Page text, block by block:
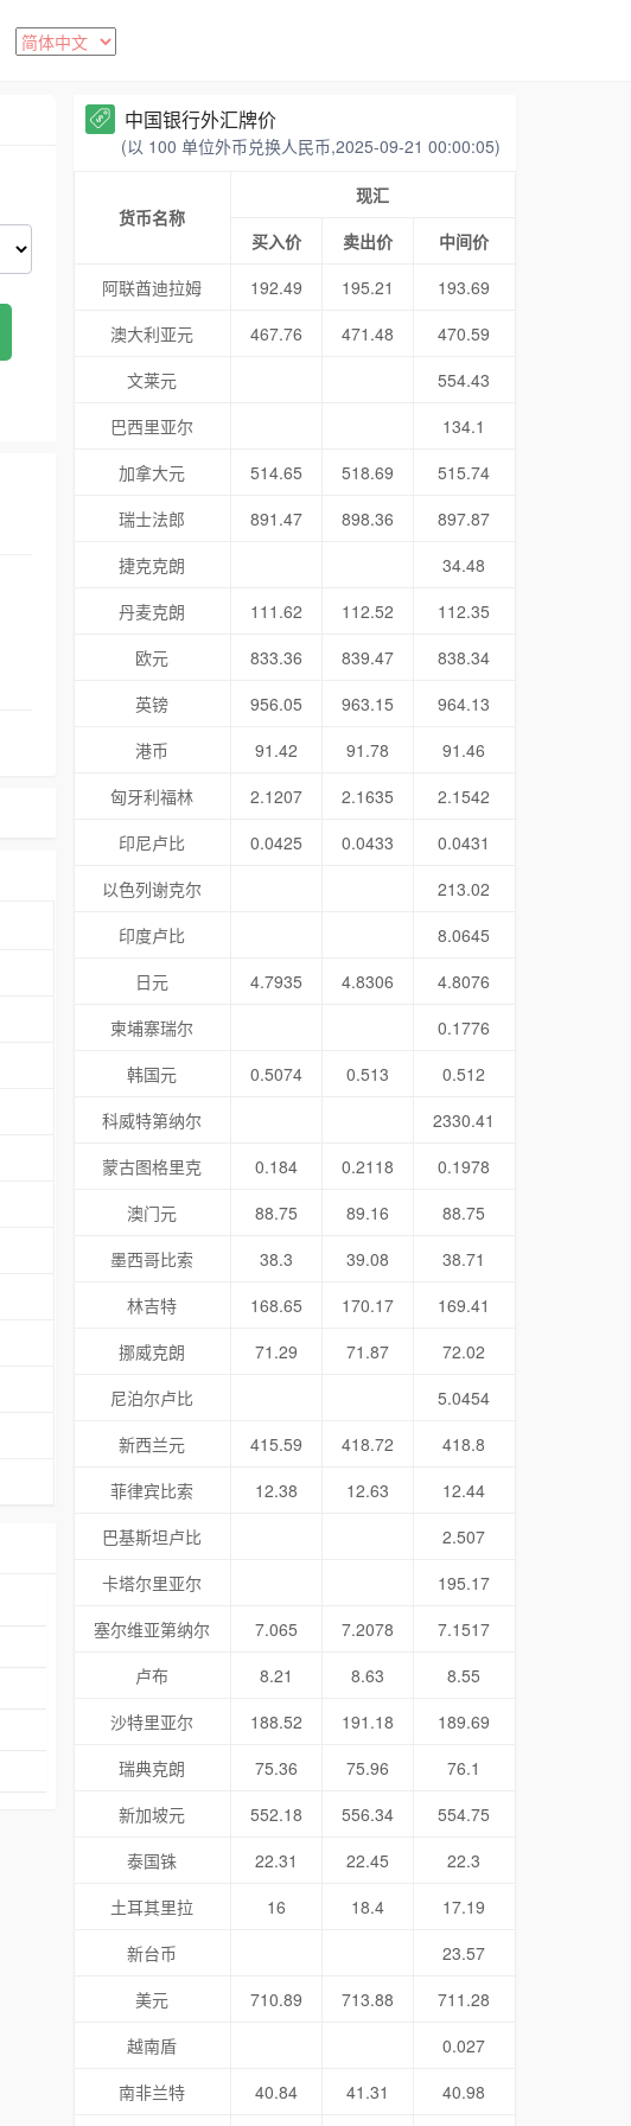
中国银行外汇牌价
(以 100 单位外币兑换人民币,2025-09-21 00:00:05)
货币名称
现汇
买入价
卖出价
中间价
阿联酋迪拉姆
192.49 195.21
193.69
澳大利亚元
467.76 471.48
470.59
文莱元
554.43
巴西里亚尔
134.1
加拿大元
514.65 518.69
515.74
瑞士法郎
891.47 898.36
897.87
捷克克朗
34.48
丹麦克朗
111.62 112.52
112.35
欧元
833.36 839.47
838.34
英镑
956.05 963.15
964.13
港币
91.42 91.78
91.46
匈牙利福林
2.1207 2.1635
2.1542
印尼卢比
0.0425 0.0433
0.0431
以色列谢克尔
213.02
印度卢比
8.0645
日元
4.7935 4.8306
4.8076
柬埔寨瑞尔
0.1776
韩国元
0.5074 0.513
0.512
科威特第纳尔
2330.41
蒙古图格里克
0.184 0.2118
0.1978
澳门元
88.75 89.16
88.75
墨西哥比索
38.3 39.08
38.71
林吉特
168.65 170.17
169.41
挪威克朗
71.29 71.87
72.02
尼泊尔卢比
5.0454
新西兰元
415.59 418.72
418.8
菲律宾比索
12.38 12.63
12.44
巴基斯坦卢比
2.507
卡塔尔里亚尔
195.17
塞尔维亚第纳尔
7.065 7.2078
7.1517
卢布
8.21 8.63
8.55
沙特里亚尔
188.52 191.18
189.69
瑞典克朗
75.36 75.96
76.1
新加坡元
552.18 556.34
554.75
泰国铢
22.31 22.45
22.3
土耳其里拉
16 18.4
17.19
新台币
23.57
美元
710.89 713.88
711.28
越南盾
0.027
南非兰特
40.84 41.31 40.98